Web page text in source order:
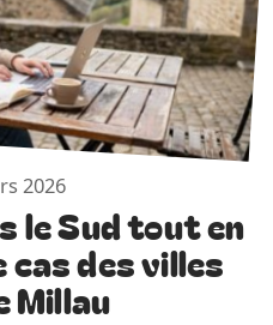
2026
le Sud tout en
des villes
Millau